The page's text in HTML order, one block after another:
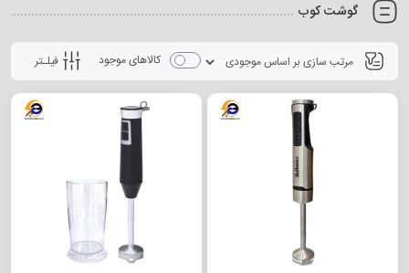
گوشت کوب
فیلـتر کالاهای موجود